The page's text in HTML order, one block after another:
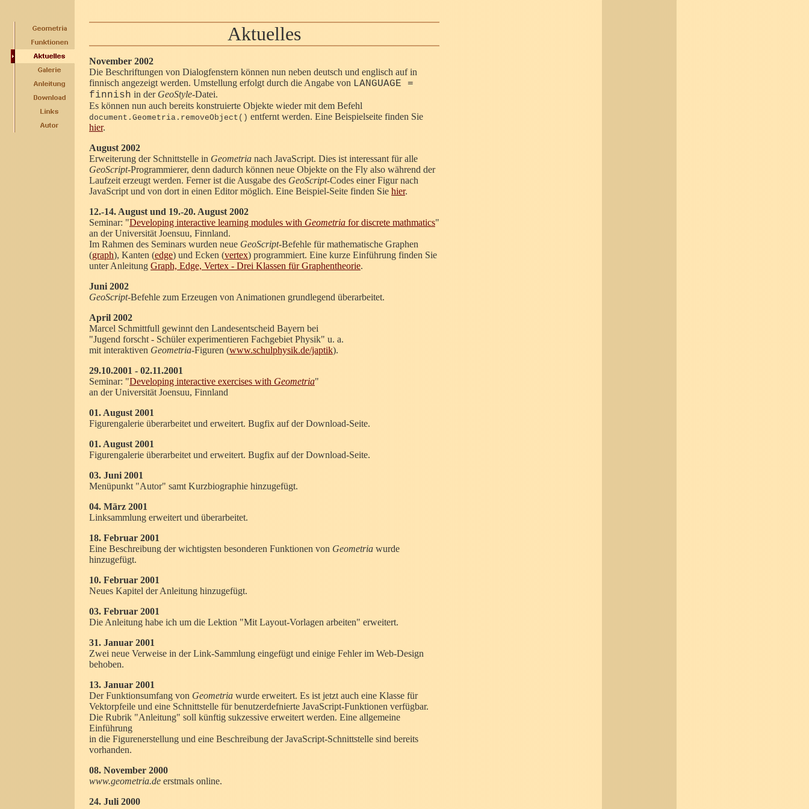
Aktuelles
November 2002
Die Beschriftungen von Dialogfenstern können nun neben deutsch und englisch auf in
finnisch angezeigt werden. Umstellung erfolgt durch die Angabe vonLANGUAGE =
finnishin derGeoStyle-Datei.
Es können nun auch bereits konstruierte Objekte wieder mit dem Befehl
document.Geometria.removeObject()entfernt werden. Eine Beispielseite finden Sie
hier.
August 2002
Erweiterung der Schnittstelle inGeometrianach JavaScript. Dies ist interessant für alle
GeoScript-Programmierer, denn dadurch können neue Objekte on the Fly also während der
Laufzeit erzeugt werden. Ferner ist die Ausgabe desGeoScript-Codes einer Figur nach
JavaScript und von dort in einen Editor möglich. Eine Beispiel-Seite finden Siehier.
12.-14. August und 19.-20. August 2002
Seminar: "Developing interactive learning modules withGeometriafor discrete mathmatics"
an der Universität Joensuu, Finnland.
Im Rahmen des Seminars wurden neueGeoScript-Befehle für mathematische Graphen
(graph), Kanten (edge) und Ecken (vertex) programmiert. Eine kurze Einführung finden Sie
unter AnleitungGraph, Edge, Vertex - Drei Klassen für Graphentheorie.
Juni 2002
GeoScript-Befehle zum Erzeugen von Animationen grundlegend überarbeitet.
April 2002
Marcel Schmittfull gewinnt den Landesentscheid Bayern bei
"Jugend forscht - Schüler experimentieren Fachgebiet Physik" u. a.
mit interaktivenGeometria-Figuren (www.schulphysik.de/japtik).
29.10.2001 - 02.11.2001
Seminar: "Developing interactive exercises withGeometria"
an der Universität Joensuu, Finnland
01. August 2001
Figurengalerie überarbeitet und erweitert. Bugfix auf der Download-Seite.
01. August 2001
Figurengalerie überarbeitet und erweitert. Bugfix auf der Download-Seite.
03. Juni 2001
Menüpunkt "Autor" samt Kurzbiographie hinzugefügt.
04. März 2001
Linksammlung erweitert und überarbeitet.
18. Februar 2001
Eine Beschreibung der wichtigsten besonderen Funktionen vonGeometriawurde
hinzugefügt.
10. Februar 2001
Neues Kapitel der Anleitung hinzugefügt.
03. Februar 2001
Die Anleitung habe ich um die Lektion "Mit Layout-Vorlagen arbeiten" erweitert.
31. Januar 2001
Zwei neue Verweise in der Link-Sammlung eingefügt und einige Fehler im Web-Design
behoben.
13. Januar 2001
Der Funktionsumfang vonGeometriawurde erweitert. Es ist jetzt auch eine Klasse für
Vektorpfeile und eine Schnittstelle für benutzerdefnierte JavaScript-Funktionen verfügbar.
Die Rubrik "Anleitung" soll künftig sukzessive erweitert werden. Eine allgemeine
Einführung
in die Figurenerstellung und eine Beschreibung der JavaScript-Schnittstelle sind bereits
vorhanden.
08. November 2000
www.geometria.deerstmals online.
24. Juli 2000